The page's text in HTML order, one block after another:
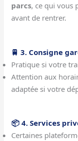
parcs, ce qui vous
avant de rentrer.
🚆 3. Consigne
Pratique si votre
Attention aux
adaptée si votre
📦 4. Services
Certaines